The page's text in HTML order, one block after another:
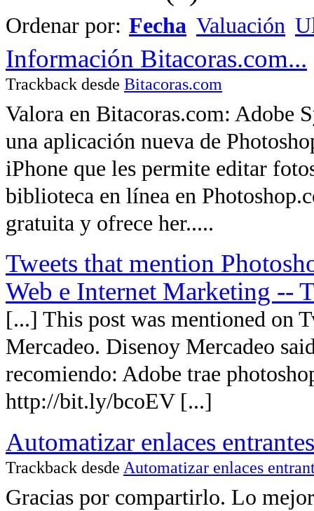
Ordenar por: Fecha Valuación
Información Bitacoras.com...
Trackback desde Bitacoras.com
Valora en Bitacoras.com: Adobe
una aplicación nueva de
iPhone que les permite editar
biblioteca en línea en
gratuita y ofrece her.....
Tweets that mention
Web e Internet Marketing --
[...] This post was mentioned on
Mercadeo. Disenoy Mercadeo
recomiendo: Adobe trae
http://bit.ly/bcoEV [...]
Automatizar enlaces
Trackback desde Automatizar enlaces
Gracias por compartirlo. Lo